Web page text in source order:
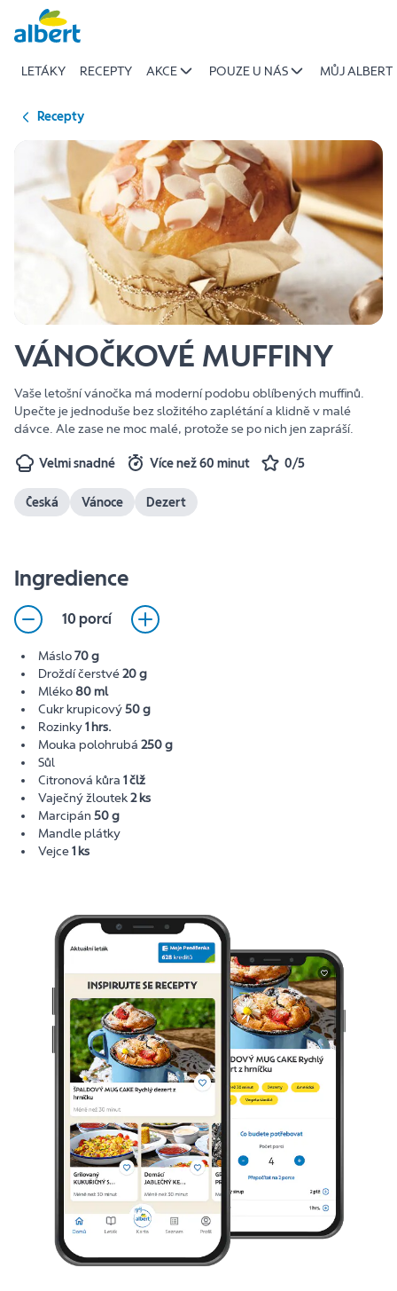
Přeskočit
LETÁKY RECEPTY AKCE POUZE U NÁS MŮJ ALBERT
Recepty
VÁNOČKOVÉ MUFFINY
Vaše letošní vánočka má moderní podobu oblíbených muffinů.
Upečte je jednoduše bez složitého zaplétání a klidně v malé
dávce. Ale zase ne moc malé, protože se po nich jen zapráší.
Velmi snadné Více než 60 minut 0/5
Česká Vánoce Dezert
Ingredience
10 porcí
Máslo70 g
Droždí čerstvé20 g
Mléko80 ml
Cukr krupicový50 g
Rozinky1 hrs.
Mouka polohrubá 250 g
Sůl
Citronová kůra 1 člž
Vaječný žloutek2 ks
Marcipán 50 g
Mandle plátky
Vejce1 ks